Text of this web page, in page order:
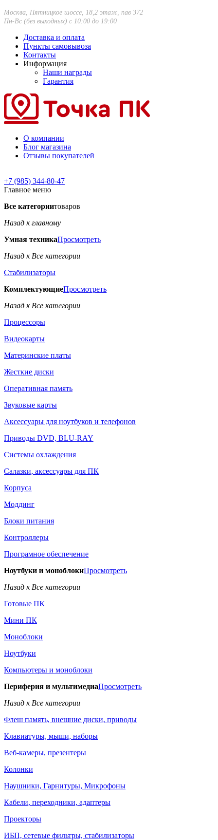
Москва, Пятницкое шоссе, 18,2 этаж, пав 372
Пн-Вс (без выходных) с 10:00 до 19:00
Доставка и оплата
Пункты самовывоза
Контакты
Информация
Наши награды
Гарантия
О компании
Блог магазина
Отзывы покупателей
+7 (985) 344-80-47
Главное меню
Все категориитоваров
Назад к главному
Умная техникаПросмотреть
Назад к Все категории
Стабилизаторы
КомплектующиеПросмотреть
Назад к Все категории
Процессоры
Видеокарты
Материнские платы
Жесткие диски
Оперативная память
Звуковые карты
Аксессуары для ноутбуков и телефонов
Приводы DVD, BLU-RAY
Системы охлаждения
Салазки, аксессуары для ПК
Корпуса
Моддинг
Блоки питания
Контроллеры
Програмное обеспечение
Ноутбуки и моноблокиПросмотреть
Назад к Все категории
Готовые ПК
Мини ПК
Моноблоки
Ноутбуки
Компьютеры и моноблоки
Периферия и мультимедиаПросмотреть
Назад к Все категории
Флеш память, внешние диски, приводы
Клавиатуры, мыши, наборы
Веб-камеры, презентеры
Колонки
Наушники, Гарнитуры, Микрофоны
Кабели, переходники, адаптеры
Проекторы
ИБП, сетевые фильтры, стабилизаторы